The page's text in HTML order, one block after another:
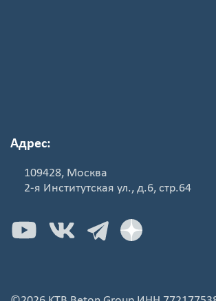
Адрес:
109428, Москва
2-я Институтская ул., д.6, стр.64